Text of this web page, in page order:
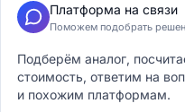
Платформа на связи
Поможем подобрать
Подберём аналог,
стоимость, ответим на
и похожим платформам.